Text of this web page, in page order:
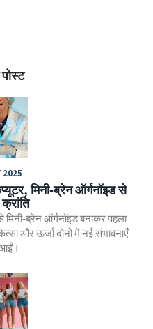
2025
मिनी‑ब्रेन ऑर्गनॉइड से
मिनी‑ब्रेन ऑर्गनॉइड बनाकर पहला
और ऊर्जा दोनों में नई संभावनाएँ